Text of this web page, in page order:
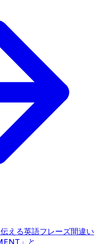
える英語フレーズ間違い
」と